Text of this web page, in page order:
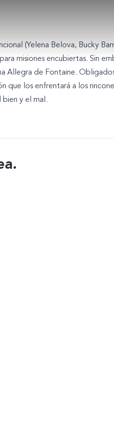
(Yelena Belova, Bucky
misiones encubiertas. Sin
Allegra de Fontaine.
que los enfrentará a los
bien y el mal.